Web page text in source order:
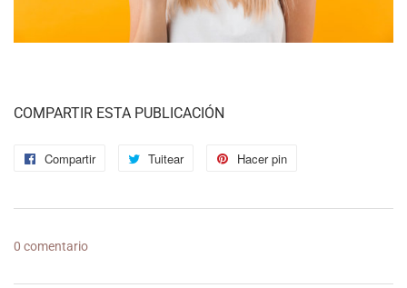
COMPARTIR ESTA PUBLICACIÓN
Compartir
Compartir
Facebook
Tuitear
Tuitear
Twitter
Hacer pin
Pinterest
0 comentario